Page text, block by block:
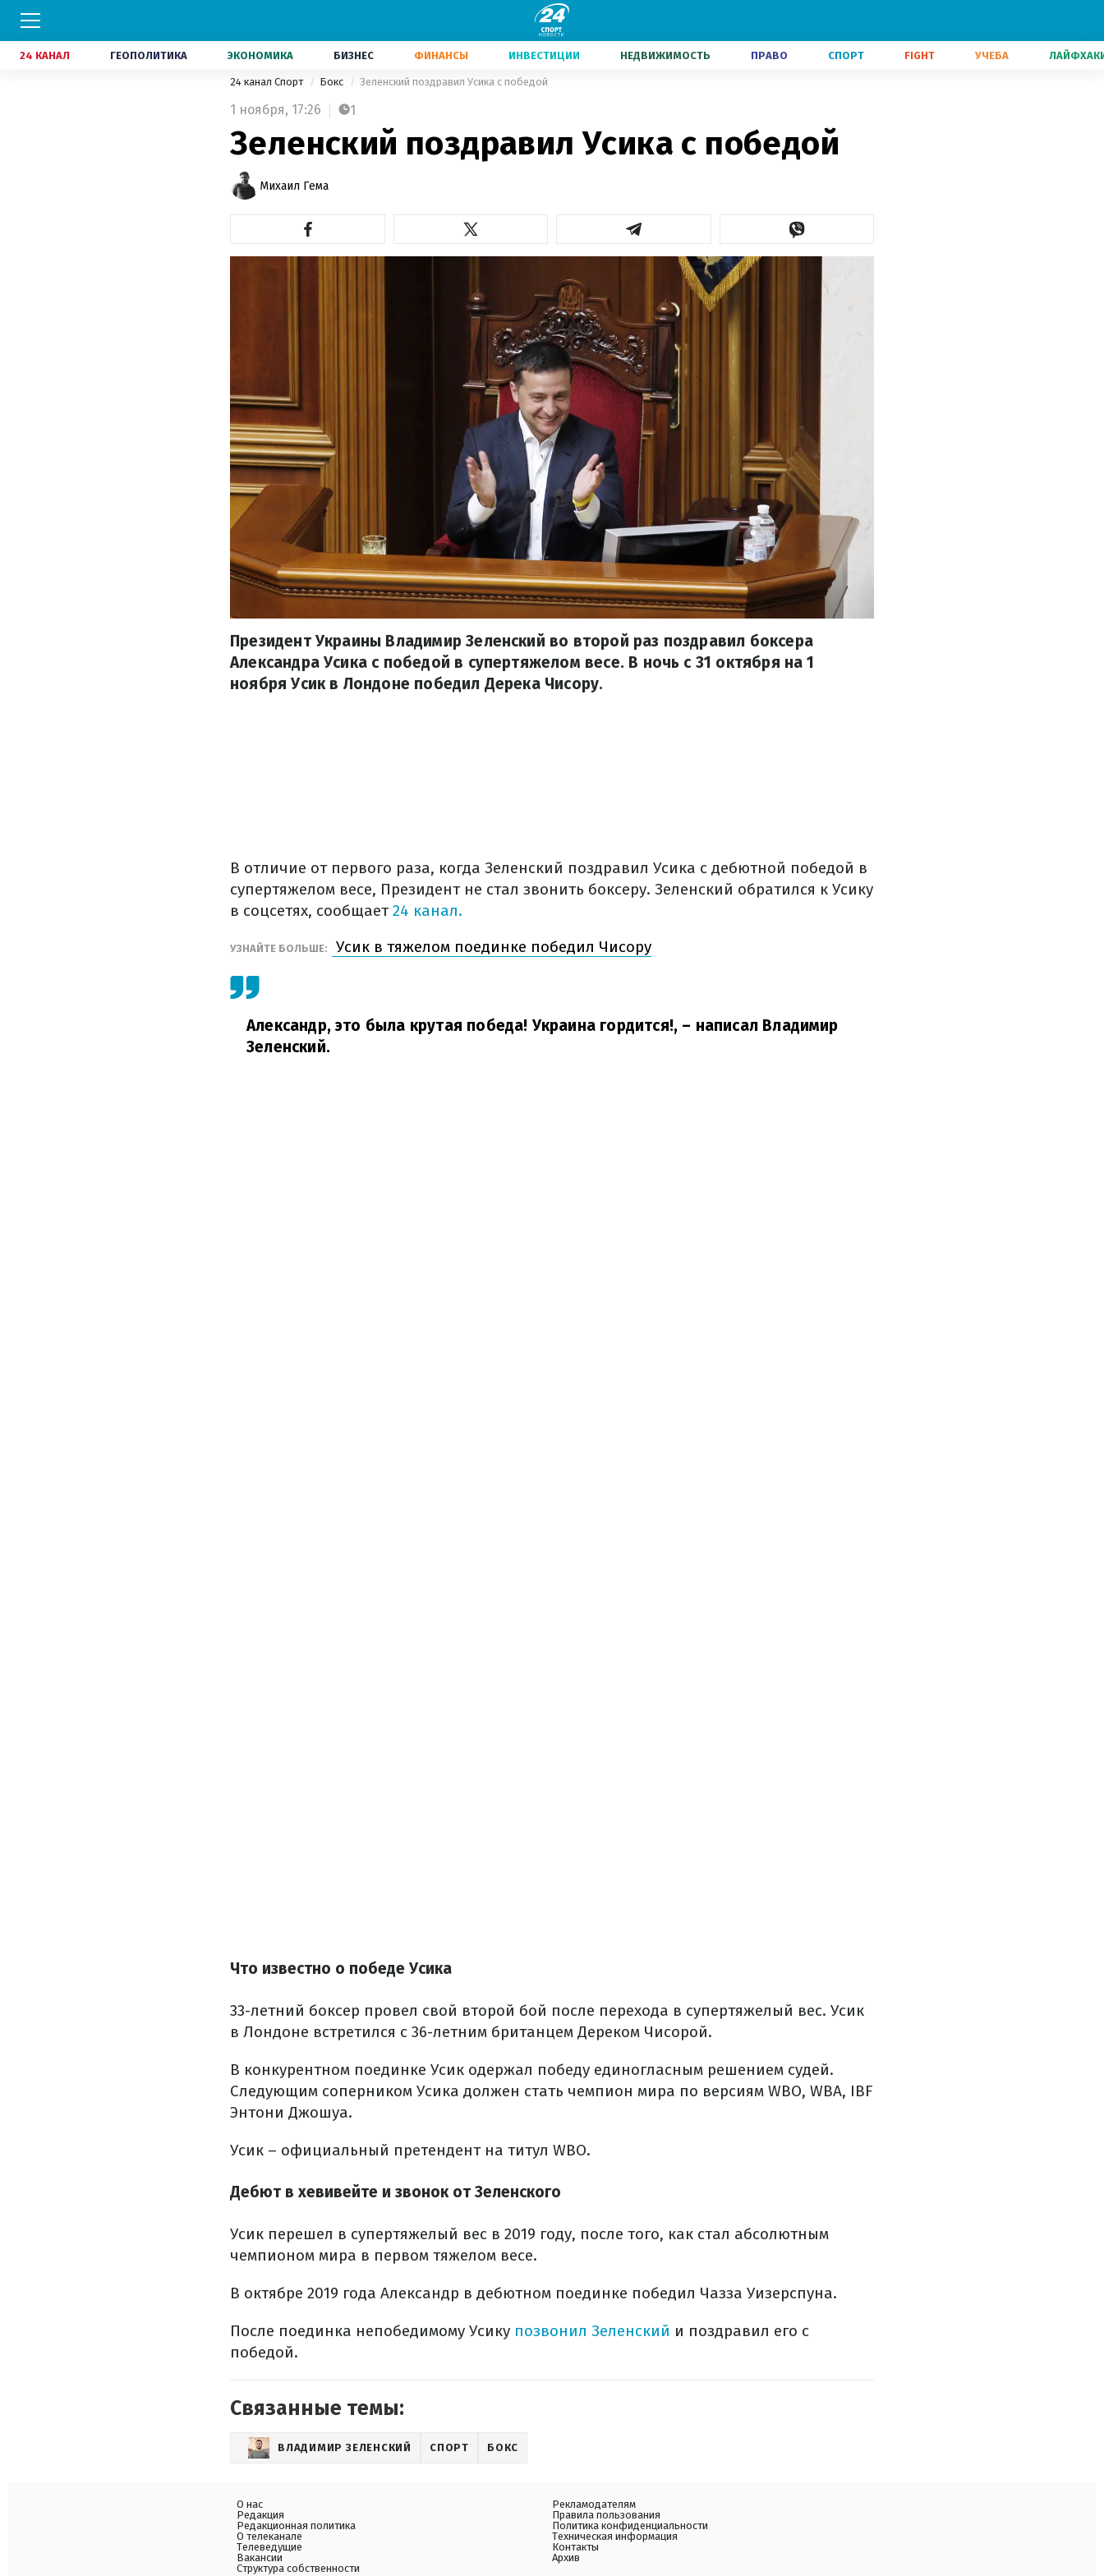
24 КАНАЛ ГЕОПОЛИТИКА ЭКОНОМИКА БИЗНЕС ФИНАНСЫ ИНВЕСТИЦИИ НЕДВИЖИМОСТЬ ПРАВО СПОРТ FIGHT УЧЕБА
24 канал Спорт Бокс Зеленский поздравил Усика с победой
1 ноября, 17:26 1
Зеленский поздравил Усика с победой
Михаил Гема
Президент Украины Владимир Зеленский во второй раз поздравил боксера
Александра Усика с победой в супертяжелом весе. В ночь с 31 октября на 1
ноября Усик в Лондоне победил Дерека Чисору.
В отличие от первого раза, когда Зеленский поздравил Усика с дебютной победой в
супертяжелом весе, Президент не стал звонить боксеру. Зеленский обратился к Усику
в соцсетях, сообщает24 канал.
УЗНАЙТЕ БОЛЬШЕ: Усик в тяжелом поединке победил Чисору
Александр, это была крутая победа! Украина гордится!, – написал Владимир
Зеленский.
Что известно о победе Усика
33-летний боксер провел свой второй бой после перехода в супертяжелый вес. Усик
в Лондоне встретился с 36-летним британцем Дереком Чисорой.
В конкурентном поединке Усик одержал победу единогласным решением судей.
Следующим соперником Усика должен стать чемпион мира по версиям WBO, WBA, IBF
Энтони Джошуа.
Усик – официальный претендент на титул WBO.
Дебют в хевивейте и звонок от Зеленского
Усик перешел в супертяжелый вес в 2019 году, после того, как стал абсолютным
чемпионом мира в первом тяжелом весе.
В октябре 2019 года Александр в дебютном поединке победил Чазза Уизерспуна.
После поединка непобедимому Усику позвонил Зеленский и поздравил его с
победой.
Связанные темы:
ВЛАДИМИР ЗЕЛЕНСКИЙ СПОРТ БОКС
О нас
Редакция
Редакционная политика
О телеканале
Телеведущие
Вакансии
Структура собственности
Рекламодателям
Правила пользования
Политика конфиденциальности
Техническая информация
Контакты
Архив